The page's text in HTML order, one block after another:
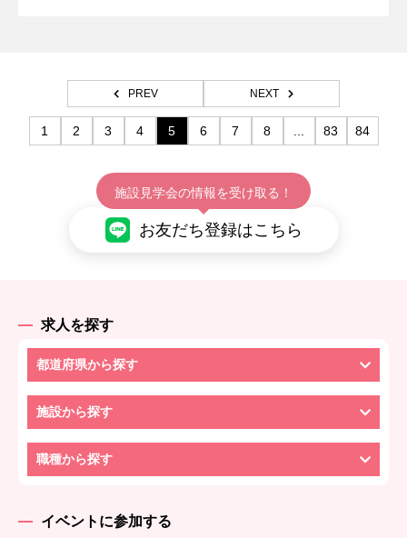
PREV NEXT
1 2 3 4 5 6 7 8 83 84
施設見学会の情報を受け取る！
お友だち登録はこちら
求人を探す
都道府県から探す
施設から探す
職種から探す
イベントに参加する